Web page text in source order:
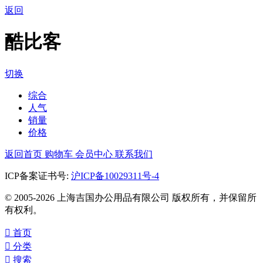
返回
酷比客
切换
综合
人气
销量
价格
返回首页 购物车 会员中心 联系我们
ICP备案证书号: 沪ICP备10029311号-4
© 2005-2026 上海吉国办公用品有限公司 版权所有，并保留所
有权利。
 首页
 分类
 搜索